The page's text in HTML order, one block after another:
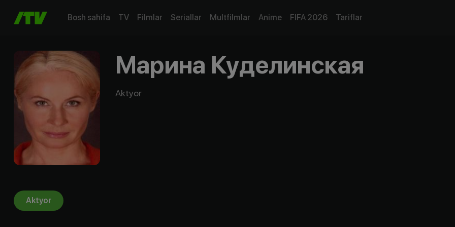
Bosh sahifa TV Filmlar Seriallar Multfilmlar Anime FIFA 2026 Tariflar
Марина Куделинская
Aktyor
Aktyor